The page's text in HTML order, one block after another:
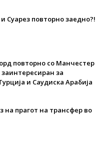
Суарез повторно заедно?!
повторно со Манчестер
заинтересиран за
и Саудиска Арабија
на прагот на трансфер во